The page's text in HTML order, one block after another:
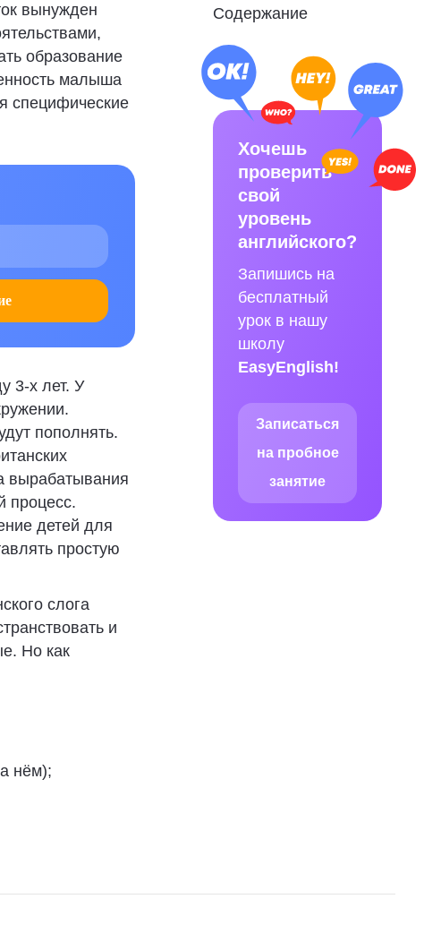
Содержание
Хочешь
проверить
свой
уровень
английского?
Запишись на
бесплатный
урок в нашу
школу
EasyEnglish!
Записаться
на пробное
занятие
вынужден
образование
малыша
специфические
3-х лет. У
пополнять.
вырабатывания
процесс.
детей для
простую
слога
и
Но как
нём);